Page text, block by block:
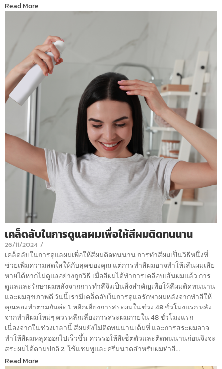
Read More
เคล็ดลับในการดูแลผมเพื่อให้สีผมติดทนนาน
26/11/2024 /
เคล็ดลับในการดูแลผมเพื่อให้สีผมติดทนนาน การทำสีผมเป็นวิธีหนึ่งที่
ช่วยเพิ่มความสดใสให้กับลุคของคุณ แต่การทำสีผมอาจทำให้เส้นผมเสีย
หายได้หากไม่ดูแลอย่างถูกวิธี เมื่อสีผมได้ทำการเคลือบเส้นผมแล้ว การ
ดูแลและรักษาผมหลังจากการทำสีจึงเป็นสิ่งสำคัญเพื่อให้สีผมติดทนนาน
และผมสุขภาพดี วันนี้เรามีเคล็ดลับในการดูแลรักษาผมหลังจากทำสีให้
คุณลองทำตามกันค่ะ 1. หลีกเลี่ยงการสระผมในช่วง 48 ชั่วโมงแรก หลัง
จากทำสีผมใหม่ๆ ควรหลีกเลี่ยงการสระผมภายใน 48 ชั่วโมงแรก
เนื่องจากในช่วงเวลานี้ สีผมยังไม่ติดทนนานเต็มที่ และการสระผมอาจ
ทำให้สีผมหลุดออกไปเร็วขึ้น ควรรอให้สีเซ็ตตัวและติดทนนานก่อนจึงจะ
สระผมได้ตามปกติ 2. ใช้แชมพูและครีมนวดสำหรับผมทำสี...
Read More